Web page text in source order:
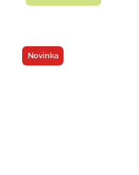
Novinka